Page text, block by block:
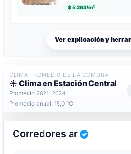
$ 5.263/m²
Ver explicación y
CLIMA PROMEDIO DE LA COMUNA
☀️ Clima en Estación Central
Promedio 2021–2024
Promedio anual: 15,0 °C
Corredores ar